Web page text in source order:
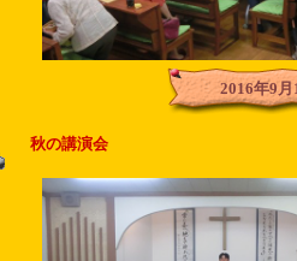
2016年9月
秋の講演会